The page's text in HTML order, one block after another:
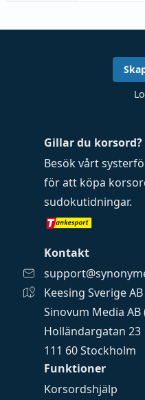
Funktioner
Korsordshjälp
Gillar du korsord?
Besök vårt
för att köpa
sudokutidningar.
Kontakt
Keesing Sverige
Sinovum Media AB
Holländargatan 23
111 60 Stockholm